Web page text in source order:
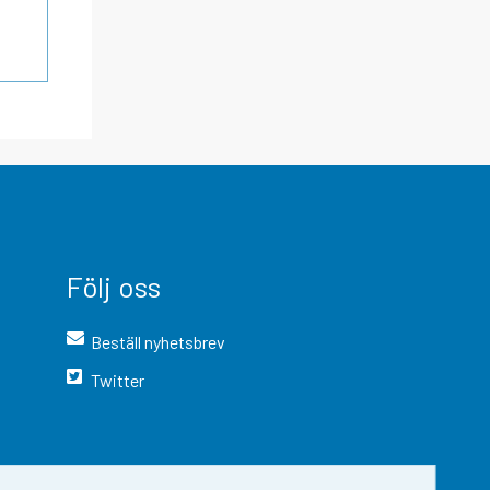
Följ oss
Beställ nyhetsbrev
Twitter